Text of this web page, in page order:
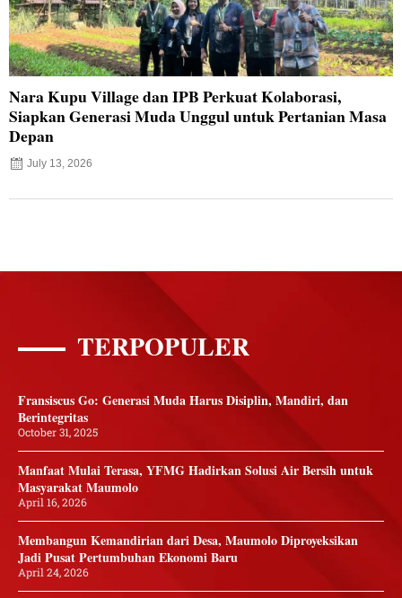
Nara Kupu Village dan IPB Perkuat Kolaborasi,
Siapkan Generasi Muda Unggul untuk Pertanian Masa
Depan
July 13, 2026
TERPOPULER
Fransiscus Go: Generasi Muda Harus Disiplin, Mandiri, dan
Berintegritas
October 31, 2025
Manfaat Mulai Terasa, YFMG Hadirkan Solusi Air Bersih untuk
Masyarakat Maumolo
April 16, 2026
Membangun Kemandirian dari Desa, Maumolo Diproyeksikan
Jadi Pusat Pertumbuhan Ekonomi Baru
April 24, 2026